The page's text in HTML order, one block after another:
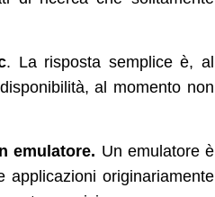
. La risposta semplice è, al
al momento non
emulatore. Un emulatore è
originariamente